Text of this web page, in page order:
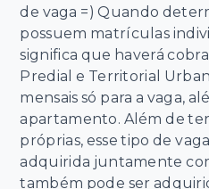
de vaga =) Quando
possuem matrículas
significa que haverá
Predial e Territorial
mensais só para a vaga,
apartamento. Além de
próprias, esse tipo de
adquirida juntamente
também pode ser